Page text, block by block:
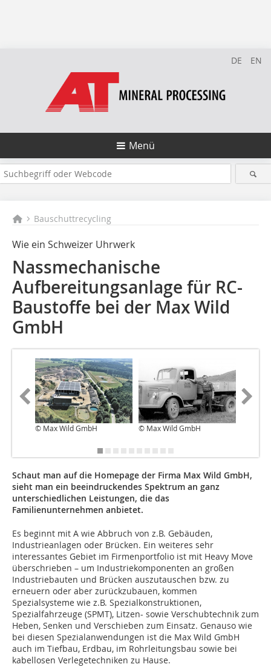
DE EN
Menü
Bauschuttrecycling
Wie ein Schweizer Uhrwerk
Nassmechanische
Aufbereitungsanlage für RC-
Baustoffe bei der Max Wild
GmbH
© Max Wild GmbH © Max Wild GmbH
Schaut man auf die Homepage der Firma Max Wild GmbH,
sieht man ein beeindruckendes Spektrum an ganz
unterschiedlichen Leistungen, die das
Familienunternehmen anbietet.
Es beginnt mit A wie Abbruch von z.B. Gebäuden,
Industrieanlagen oder Brücken. Ein weiteres sehr
interessantes Gebiet im Firmenportfolio ist mit Heavy Move
überschrieben – um Industriekomponenten an großen
Industriebauten und Brücken auszutauschen bzw. zu
erneuern oder aber zurückzubauen, kommen
Spezialsysteme wie z.B. Spezialkonstruktionen,
Spezialfahrzeuge (SPMT), Litzen- sowie Verschubtechnik zum
Heben, Senken und Verschieben zum Einsatz. Genauso wie
bei diesen Spezialanwendungen ist die Max Wild GmbH
auch im Tiefbau, Erdbau, im Rohrleitungsbau sowie bei
kabellosen Verlegetechniken zu Hause.